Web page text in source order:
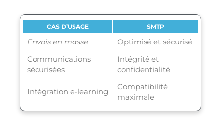
CAS D’USAGE SMTP
Envois en masse
Optimisé et sécurisé
Communications
sécurisées
Intégrité et
confidentialité
Intégration e-learning
Compatibilité
maximale